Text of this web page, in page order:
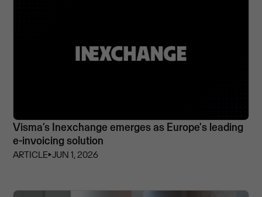
Visma’s Inexchange emerges as Europe's leading
e-invoicing solution
ARTICLE⏵JUN 1, 2026